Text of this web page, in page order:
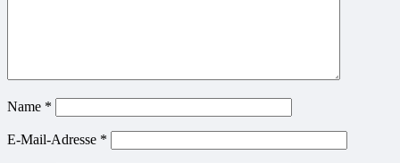
Name *
E-Mail-Adresse *